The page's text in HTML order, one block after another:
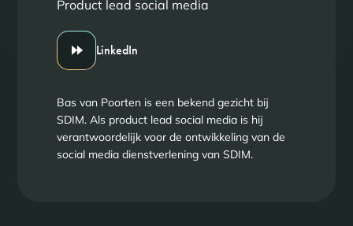
Product lead social media
LinkedIn
Bas van Poorten is een bekend gezicht bij
SDIM. Als product lead social media is hij
verantwoordelijk voor de ontwikkeling van de
social media dienstverlening van SDIM.